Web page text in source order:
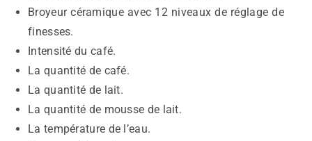
Broyeur céramique avec 12 niveaux de réglage de
finesses.
Intensité du café.
La quantité de café.
La quantité de lait.
La quantité de mousse de lait.
La température de l’eau.